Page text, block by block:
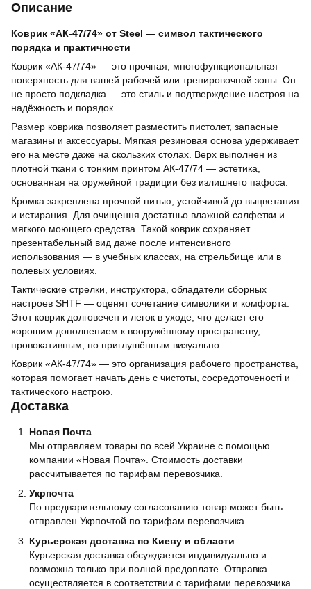
Описание
Коврик «АК‑47/74» от Steel — символ тактического
порядка и практичности
Коврик «АК‑47/74» — это прочная, многофункциональная
поверхность для вашей рабочей или тренировочной зоны. Он
не просто подкладка — это стиль и подтверждение настроя на
надёжность и порядок.
Размер коврика позволяет разместить пистолет, запасные
магазины и аксессуары. Мягкая резиновая основа удерживает
его на месте даже на скользких столах. Верх выполнен из
плотной ткани с тонким принтом АК‑47/74 — эстетика,
основанная на оружейной традиции без излишнего пафоса.
Кромка закреплена прочной нитью, устойчивой до выцветания
и истирания. Для очищення достатньо влажной салфетки и
мягкого моющего средства. Такой коврик сохраняет
презентабельный вид даже после интенсивного
использования — в учебных классах, на стрельбище или в
полевых условиях.
Тактические стрелки, инструктора, обладатели сборных
настроев SHTF — оценят сочетание символики и комфорта.
Этот коврик долговечен и легок в уходе, что делает его
хорошим дополнением к вооружённому пространству,
провокативным, но приглушённым визуально.
Коврик «АК‑47/74» — это организация рабочего пространства,
которая помогает начать день с чистоты, сосредоточеності и
тактического настрою.
Доставка
Новая Почта
Мы отправляем товары по всей Украине с помощью
компании «Новая Почта». Стоимость доставки
рассчитывается по тарифам перевозчика.
Укрпочта
По предварительному согласованию товар может быть
отправлен Укрпочтой по тарифам перевозчика.
Курьерская доставка по Киеву и области
Курьерская доставка обсуждается индивидуально и
возможна только при полной предоплате. Отправка
осуществляется в соответствии с тарифами перевозчика.